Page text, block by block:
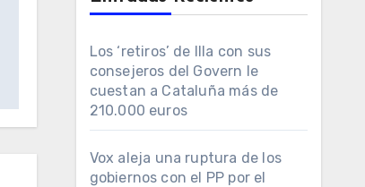
Los ‘retiros’ de Illa con sus
consejeros del Govern le
cuestan a Cataluña más de
210.000 euros
Vox aleja una ruptura de los
gobiernos con el PP por el